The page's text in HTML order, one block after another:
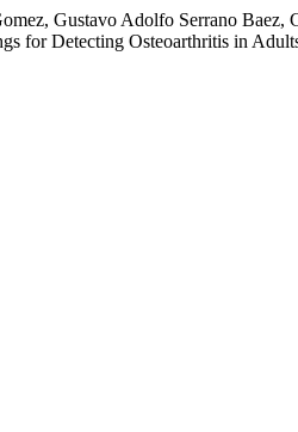
Gustavo Adolfo Serrano Baez,
for Detecting Osteoarthritis in